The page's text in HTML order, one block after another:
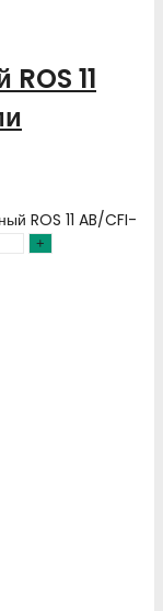
11
ROS 11 AB/CFI-